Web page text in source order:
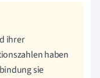
ihrer
haben
sie